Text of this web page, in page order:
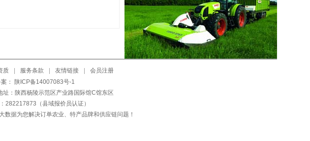
质 服务条款 友情链接
会员注册
：
陕ICP备14007083号-1
：陕西杨陵示范区产业路国际馆C馆东区
282217873（县域报价员认证）
据为您解决订单农业、特产品牌和供应链问题！